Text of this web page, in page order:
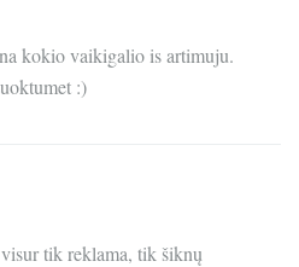
kokio vaikigalio is artimuju.
:)
tik reklama, tik šiknų